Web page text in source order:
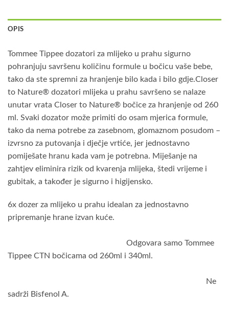
OPIS
Tommee Tippee dozatori za mlijeko u prahu sigurno
pohranjuju savršenu količinu formule u bočicu vaše bebe,
tako da ste spremni za hranjenje bilo kada i bilo gdje.Closer
to Nature® dozatori mlijeka u prahu savršeno se nalaze
unutar vrata Closer to Nature® bočice za hranjenje od 260
ml. Svaki dozator može primiti do osam mjerica formule,
tako da nema potrebe za zasebnom, glomaznom posudom –
izvrsno za putovanja i dječje vrtiće, jer jednostavno
pomiješate hranu kada vam je potrebna. Miješanje na
zahtjev eliminira rizik od kvarenja mlijeka, štedi vrijeme i
gubitak, a također je sigurno i higijensko.
6x dozer za mlijeko u prahu idealan za jednostavno
pripremanje hrane izvan kuće.
Odgovara samo Tommee
Tippee CTN bočicama od 260ml i 340ml.
Ne
sadrži Bisfenol A.